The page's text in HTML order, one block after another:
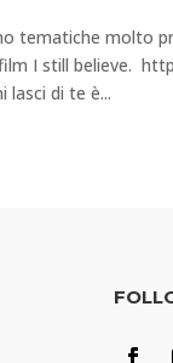
tematiche molto
I still believe.
lasci di te è...